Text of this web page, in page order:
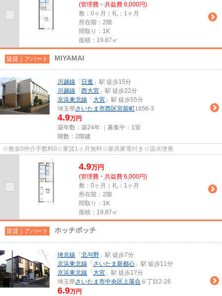
(管理費・共益費 8,000円)
敷：0ヶ月｜礼：1ヶ月
所在階：2階
間取り：1K
面積：19.87㎡
賃貸｜アパート MIYAMAI
川越線 「 日進 」駅 徒歩15分
川越線 「 西大宮 」駅 徒歩22分
京浜東北線 「 大宮 」駅 徒歩55分
埼玉県さいたま市西区宮前町1656-3
4.9万円
築年数：築24年 ｜募集中： 1室
階数：2階建
☆敷金0仲介手数料0☆家賃1ヶ月無料☆家具家電付き☆温水便座
4.9万円
(管理費・共益費 6,000円)
敷：0ヶ月｜礼：1ヶ月
所在階：2階
間取り：1K
面積：19.87㎡
賃貸｜アパート ホッチポッチ
埼京線 「 北与野 」駅 徒歩7分
京浜東北線 「 さいたま新都心 」駅 徒歩11分
京浜東北線 「 大宮 」駅 徒歩17分
埼玉県さいたま市中央区上落合 ６丁目2-26
6.9万円